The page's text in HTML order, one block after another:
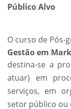
Público Alvo
O curso de Pós-
Gestão em
destina-se a
atuar) em
serviços, em
setor público